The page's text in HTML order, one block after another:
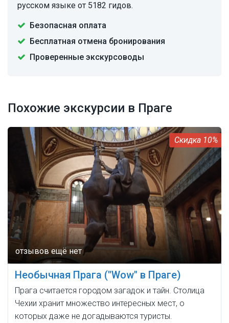
русском языке от 5182 гидов.
Безопасная оплата
Бесплатная отмена бронирования
Проверенные экскурсоводы
Похожие экскурсии в Праге
10%
Необычная Прага ("Wow" в Праге)
Прага считается городом загадок и тайн. Столица
Чехии хранит множество интересных мест, о
которых даже не догадываются туристы.